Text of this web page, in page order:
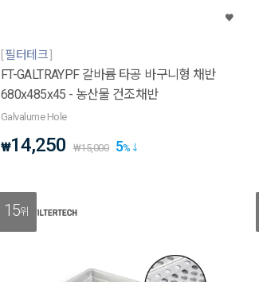
필터테크
FT-GALTRAYPF 갈바륨 타공 바구니형 채반
680x485x45 - 농산물 건조채반
Galvalume Hole
₩14,250 ₩15,000 5%
15위